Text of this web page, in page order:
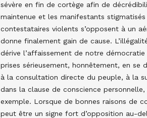
sévère en fin de cortège afin de
maintenue et les manifestants
contestataires violents s’opposent à un
donne finalement gain de cause.
dérive l’affaissement de notre
prises sérieusement, honnêtement, en se
à la consultation directe du peuple, à la
dans la clause de conscience
exemple. Lorsque de bonnes raisons de
peut être un signe fort d’opposition au-